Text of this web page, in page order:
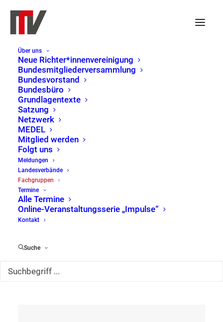
Über uns
Neue Richter*innenvereinigung
Bundesmitgliederversammlung
Bundesvorstand
Bundesbüro
Grundlagentexte
Satzung
Netzwerk
MEDEL
Mitglied werden
Folgt uns
Meldungen
Landesverbände
Fachgruppen
Termine
Alle Termine
Online-Veranstaltungsserie „Impulse“
Kontakt
Suche
Justizstruktur / Gerichtsverfassung
Home Fachgruppen
Fachgruppe Justizstruktur /